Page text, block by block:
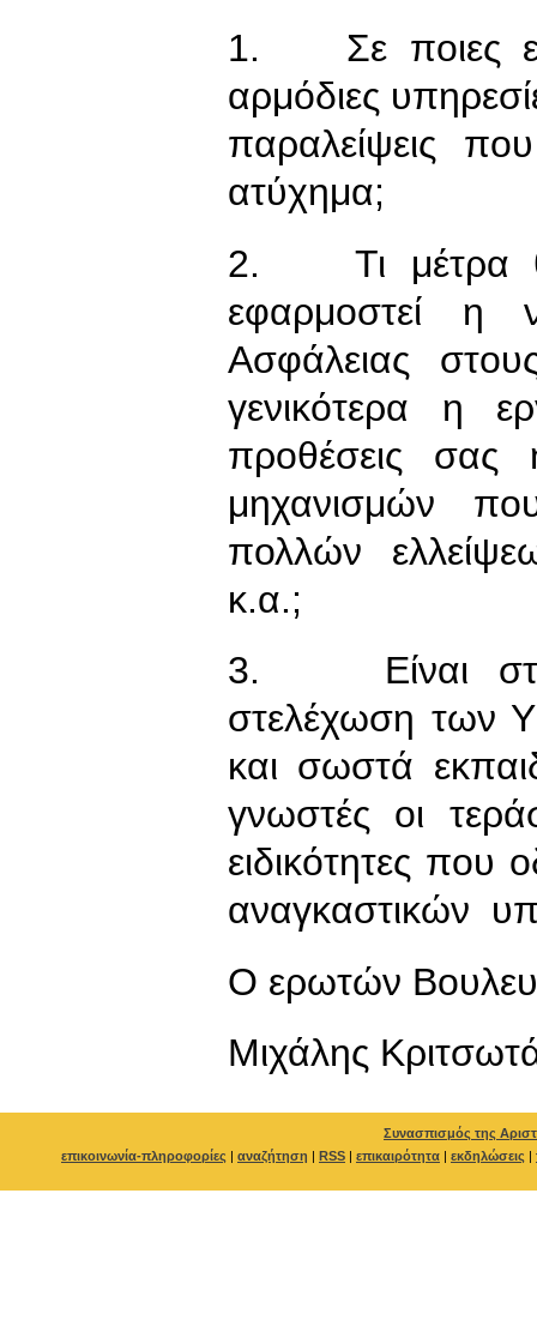
1. Σε ποιες
αρμόδιες
παραλείψεις
ατύχημα;
2. Τι μέτρα θα
εφαρμοστεί η
Ασφάλειας
γενικότερα η
προθέσεις σας
μηχανισμών
πολλών
κ.α.;
3. Είναι
στελέχωση των
και σωστά
γνωστές οι
ειδικότητες
αναγκαστικών
Ο ερωτών
Μιχάλης
Συνασπισμός της
επικοινωνία-πληροφορίες | αναζήτηση | RSS | επικαιρότητα | εκδηλώσεις |